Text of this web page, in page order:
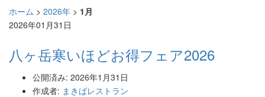
ホーム > 2026年 > 1月
2026年01月31日
八ヶ岳寒いほどお得フェア2026
公開済み: 2026年1月31日
作成者: まきばレストラン